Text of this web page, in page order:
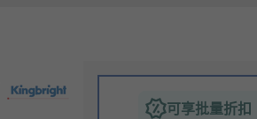
可享批量折扣